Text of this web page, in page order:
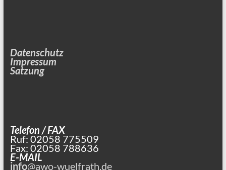
Datenschutz
Impressum
Satzung
Telefon / FAX
Ruf: 02058 775509
Fax: 02058 788636
E-MAIL
info@awo-wuelfrath.de